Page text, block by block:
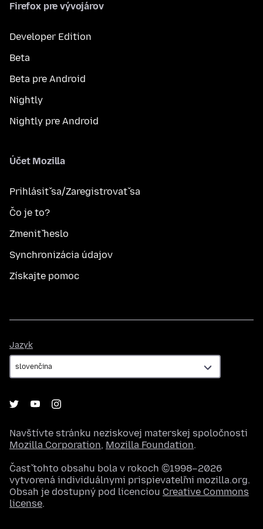
Firefox pre vývojárov
Developer Edition
Beta
Beta pre Android
Nightly
Nightly pre Android
Účet Mozilla
Prihlásiť sa/Zaregistrovať sa
Čo je to?
Zmeniť heslo
Synchronizácia údajov
Získajte pomoc
Jazyk
Navštívte stránku neziskovej materskej spoločnosti
Mozilla Corporation, Mozilla Foundation.
Časť tohto obsahu bola v rokoch ©1998–2026
vytvorená individuálnymi prispievateľmi mozilla.org.
Obsah je dostupný pod licenciou Creative Commons
license.